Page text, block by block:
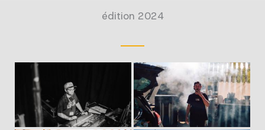
édition 2024